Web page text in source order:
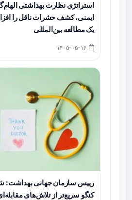
استراتژی نظارت بهداشتی
ایمنی، کشف حشرات ناقل را
یک مطالعه بین‌المللی
رییس سازمان جهانی بهداشت:
کنگو سریع‌تر از تلاش‌های